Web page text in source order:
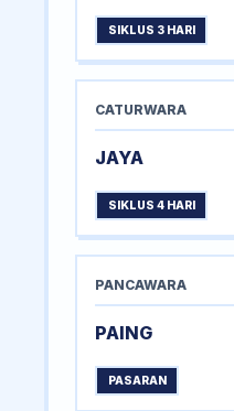
SIKLUS 3 HARI
CATURWARA
JAYA
SIKLUS 4 HARI
PANCAWARA
PAING
PASARAN